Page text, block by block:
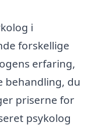
i
forskellige
erfaring,
behandling, du
priserne for
psykolog